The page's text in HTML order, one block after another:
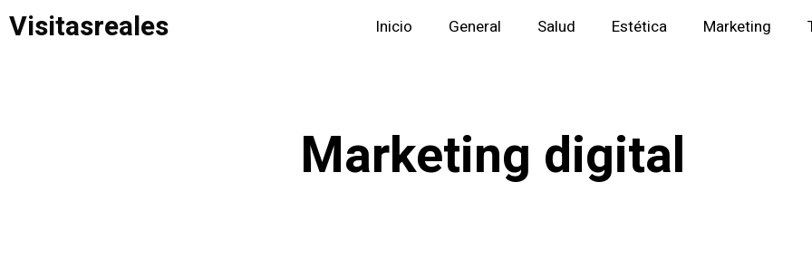
Saltar
Visitasreales Inicio General Salud Estética Marketing
Marketing digital